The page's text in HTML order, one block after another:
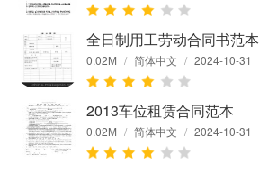
全日制用工劳动合同书范本
0.02M / 简体中文 / 2024-10-31
2013车位租赁合同范本
0.02M / 简体中文 / 2024-10-31